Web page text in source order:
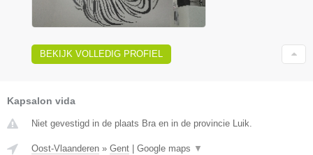
BEKIJK VOLLEDIG PROFIEL
Kapsalon vida
Niet gevestigd in de plaats Bra en in de provincie Luik.
Oost-Vlaanderen » Gent Google maps ▼